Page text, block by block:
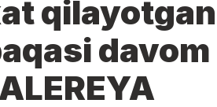
qilayotgan
davom